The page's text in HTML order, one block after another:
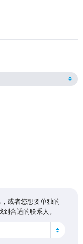
或者您想要单独的
合适的联系人。